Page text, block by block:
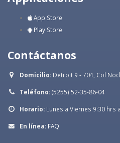
App Store
Play Store
Contáctanos
Domicilio: Detroit 9 - 704, Col
Teléfono:(5255) 52-35-86-04
Horario: Lunes a Viernes 9:30 hrs
En línea: FAQ